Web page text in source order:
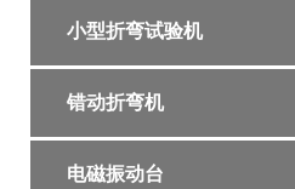
小型折弯试验机
错动折弯机
电磁振动台